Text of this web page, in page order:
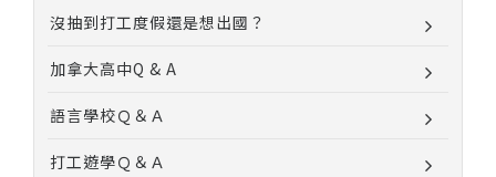
沒抽到打工度假還是想出國？
加拿大高中Q & A
語言學校Ｑ＆Ａ
打工遊學Ｑ＆Ａ